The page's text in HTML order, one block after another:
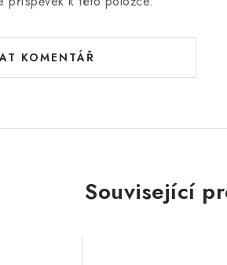
KOMENTÁŘ
Související